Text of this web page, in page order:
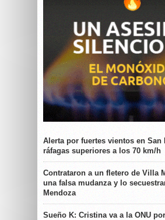
Alerta por fuertes vientos en San
ráfagas superiores a los 70 km/h
Contrataron a un fletero de Villa
una falsa mudanza y lo
Mendoza
Sueño K: Cristina va a la ONU